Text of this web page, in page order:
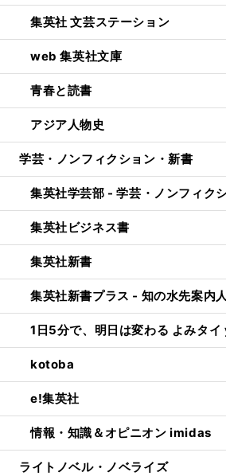
集英社 文芸ステーション
web 集英社文庫
青春と読書
アジア人物史
学芸・ノンフィクション・新書
集英社学芸部 - 学芸・ノンフィク
集英社ビジネス書
集英社新書
集英社新書プラス - 知の水先案内人
1日5分で、明日は変わる よみタ
kotoba
e!集英社
情報・知識＆オピニオン imidas
ライトノベル・ノベライズ